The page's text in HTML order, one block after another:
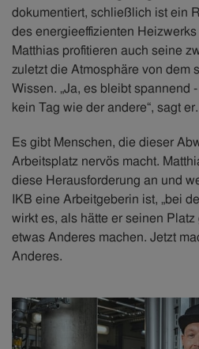
dokumentiert, schließlich ist ein
des energieeffizienten
Matthias profitieren auch seine
zuletzt die Atmosphäre von dem
Wissen. „Ja, es bleibt spannend
kein Tag wie der andere“, sagt er.
Es gibt Menschen, die dieser
Arbeitsplatz nervös macht.
diese Herausforderung an und
IKB eine Arbeitgeberin ist, „bei
wirkt es, als hätte er seinen
etwas Anderes machen. Jetzt
Anderes.